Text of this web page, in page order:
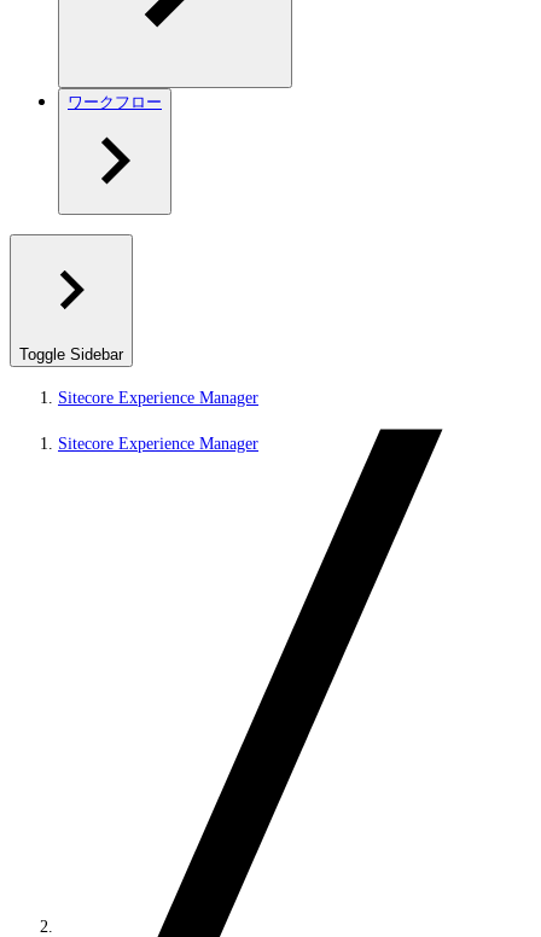
ワークフロー
Toggle Sidebar
Sitecore Experience Manager
Sitecore Experience Manager